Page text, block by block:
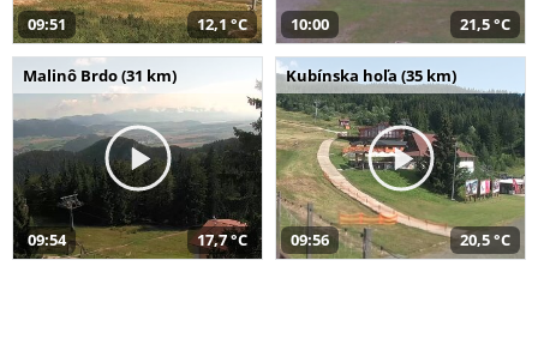
09:51 12,1 °C 10:00 21,5 °C
Malinô Brdo (31 km)
09:54 17,7 °C
Kubínska hoľa (35 km)
09:56 20,5 °C